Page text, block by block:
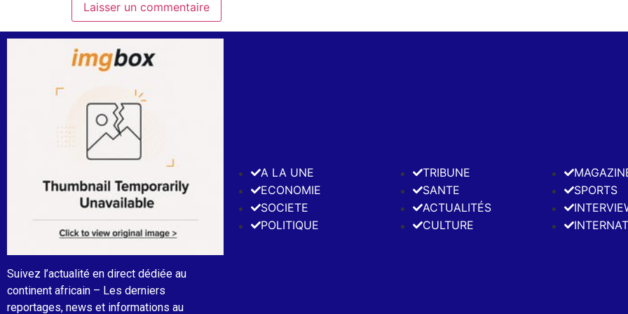
Suivez l’actualité en direct dédiée au
continent africain – Les derniers
reportages, news et informations au
A LA UNE
ECONOMIE
SOCIETE
POLITIQUE
TRIBUNE
SANTE
ACTUALITÉS
CULTURE
SPORTS